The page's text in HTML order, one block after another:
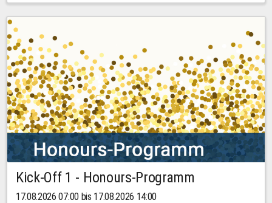
Kick-Off 1 - Honours-Programm
17.08.2026 07:00 bis 17.08.2026 14:00